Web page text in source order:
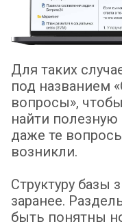
Для таких
под названием
вопросы»,
найти
даже те
возникли.
Структуру базы
заранее.
быть понятны